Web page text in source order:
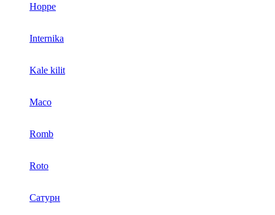
Hoppe
Internika
Kale kilit
Maco
Romb
Roto
Сатурн